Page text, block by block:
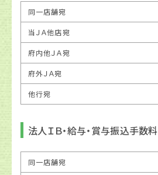
同一店舗宛
当ＪＡ他店宛
府内他ＪＡ宛
府外ＪＡ宛
他行宛
法人ＩＢ・給与・賞与振込手数料
同一店舗宛